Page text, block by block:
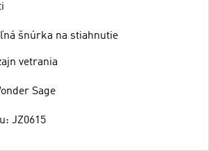
šnúrka na stiahnutie
vetrania
Sage
JZ0615